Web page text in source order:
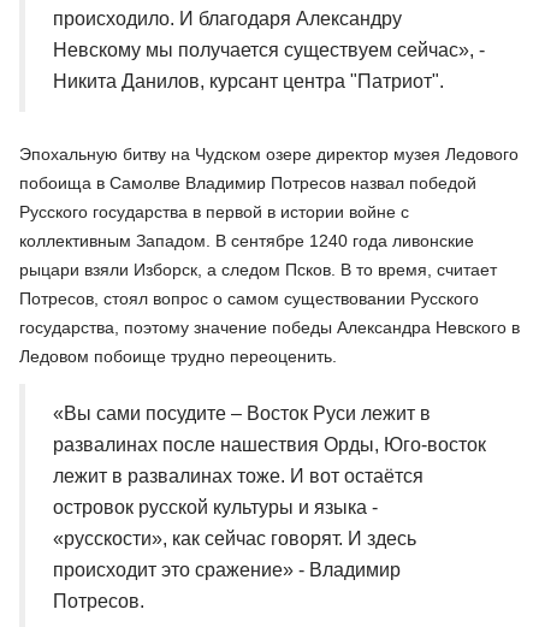
происходило. И благодаря Александру
Невскому мы получается существуем сейчас», -
Никита Данилов, курсант центра "Патриот".
Эпохальную битву на Чудском озере директор музея Ледового
побоища в Самолве Владимир Потресов назвал победой
Русского государства в первой в истории войне с
коллективным Западом. В сентябре 1240 года ливонские
рыцари взяли Изборск, а следом Псков. В то время, считает
Потресов, стоял вопрос о самом существовании Русского
государства, поэтому значение победы Александра Невского в
Ледовом побоище трудно переоценить.
«Вы сами посудите – Восток Руси лежит в
развалинах после нашествия Орды, Юго-восток
лежит в развалинах тоже. И вот остаётся
островок русской культуры и языка -
«русскости», как сейчас говорят. И здесь
происходит это сражение» - Владимир
Потресов.